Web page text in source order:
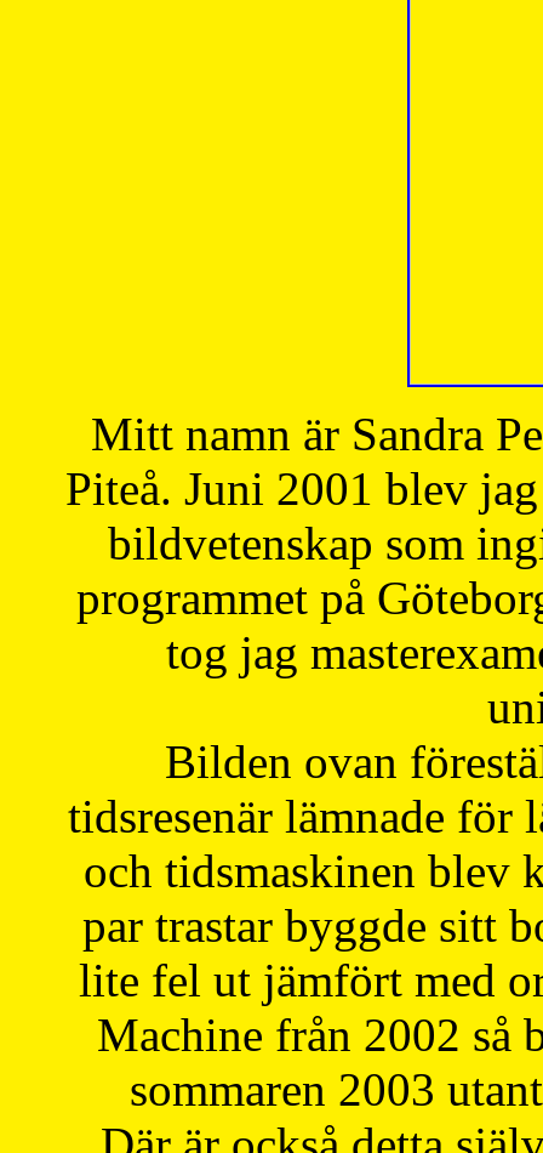
Mitt namn är Sandra
Piteå. Juni 2001 blev
bildvetenskap som
programmet på
tog jag
Bilden ovan
tidsresenär lämnade för
och tidsmaskinen blev
par trastar byggde sitt
lite fel ut jämfört med
Machine från 2002 så
sommaren 2003